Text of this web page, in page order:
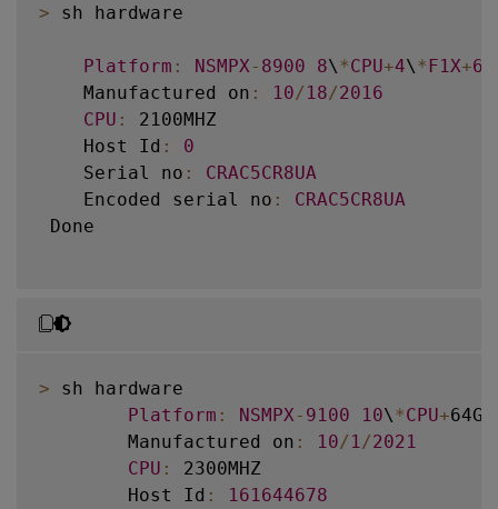
> sh hardware
Platform : NSMPX - 8900 8\*CPU+4\* F1X+6
    Manufactured on
: 10/ 18/2016
CPU :
2100MHZ
    Host Id
:
0
    Serial no
:
CRAC5CR8UA
    Encoded serial no
:
CRAC5CR8UA
Done
> sh hardware
Platform : NSMPX - 9100 10\*CPU+64GB
        Manufactured on
: 10/ 1 /2021
CPU :
2300MHZ
        Host Id
:
161644678